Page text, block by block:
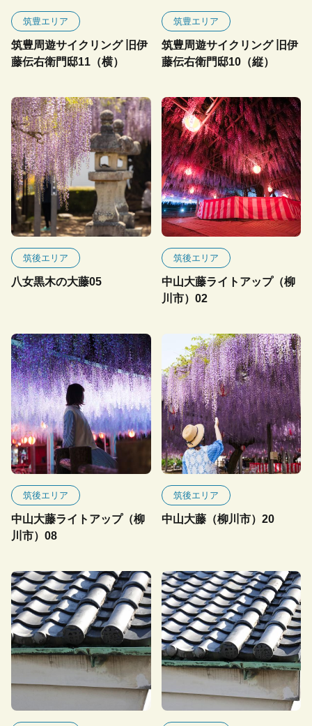
筑豊エリア
筑豊周遊サイクリング 旧伊
藤伝右衛門邸11（横）
筑豊エリア
筑豊周遊サイクリング 旧伊
藤伝右衛門邸10（縦）
筑後エリア
八女黒木の大藤05
筑後エリア
中山大藤ライトアップ（柳
川市）02
筑後エリア
中山大藤ライトアップ（柳
川市）08
筑後エリア
中山大藤（柳川市）20